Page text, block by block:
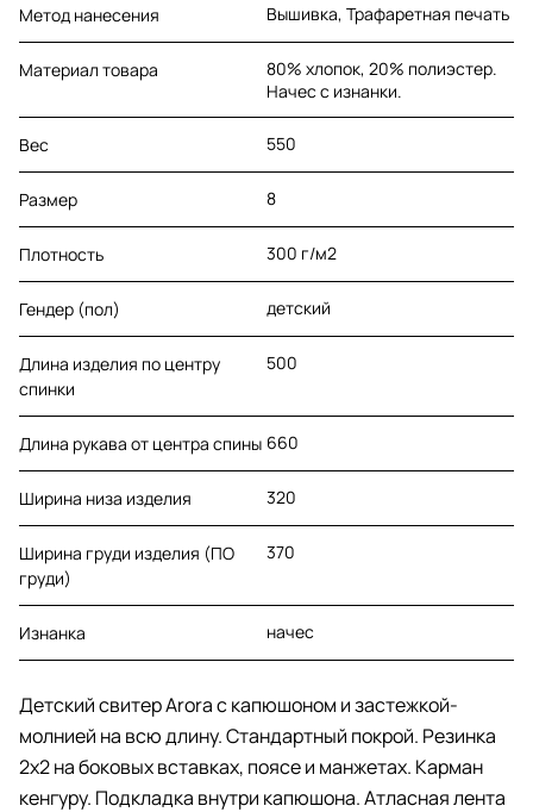
Метод нанесения Вышивка, Трафаретная печать
Материал товара
80% хлопок, 20% полиэстер.
Начес с изнанки.
Вес 550
Размер 8
Плотность 300 г/м2
Гендер (пол) детский
Длина изделия по центру
спинки
500
Длина рукава от центра спины 660
Ширина низа изделия 320
Ширина груди изделия (ПО
груди)
370
Изнанка начес
Детский свитер Arora с капюшоном и застежкой-
молнией на всю длину. Стандартный покрой. Резинка
2х2 на боковых вставках, поясе и манжетах. Карман
кенгуру. Подкладка внутри капюшона. Атласная лента